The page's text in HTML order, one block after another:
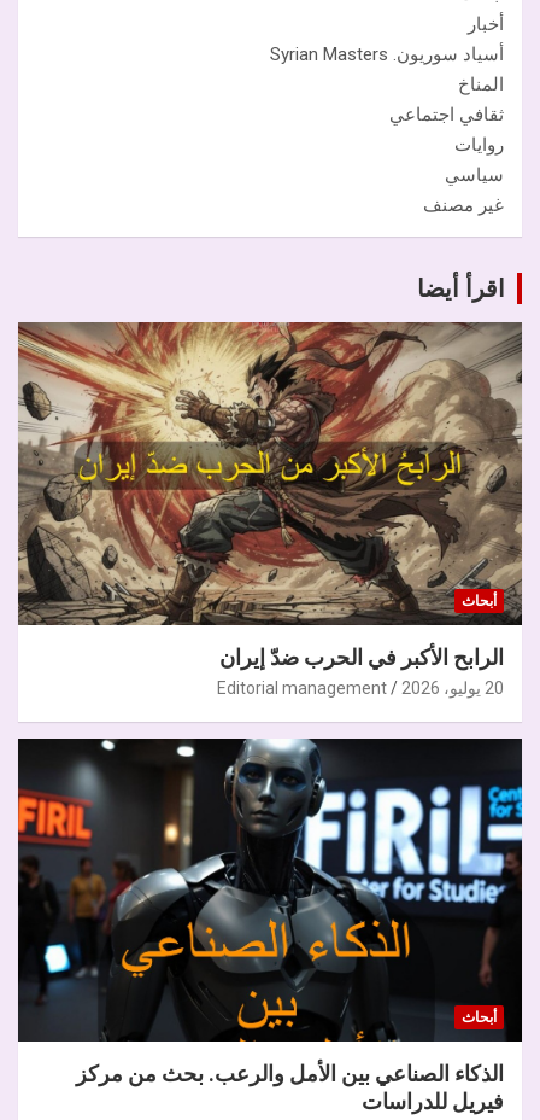
أخبار
أسياد سوريون. Syrian Masters
المناخ
ثقافي اجتماعي
روايات
سياسي
غير مصنف
اقرأ أيضا
أبحاث
الرابح الأكبر في الحرب ضدّ إيران
20 يوليو، 2026 Editorial management
أبحاث
الذكاء الصناعي بين الأمل والرعب. بحث من مركز
فيريل للدراسات